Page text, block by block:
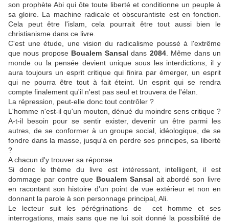
son prophète Abi qui ôte toute liberté et conditionne un peuple à
sa gloire. La machine radicale et obscurantiste est en fonction.
Cela peut être l'islam, cela pourrait être tout aussi bien le
christianisme dans ce livre.
C'est une étude, une vision du radicalisme poussé à l'extrême
que nous propose Boualem Sansal dans 2084. Même dans un
monde ou la pensée devient unique sous les interdictions, il y
aura toujours un esprit critique qui finira par émerger, un esprit
qui ne pourra être tout à fait éteint. Un esprit qui se rendra
compte finalement qu'il n'est pas seul et trouvera de l'élan.
La répression, peut-elle donc tout contrôler ?
L'homme n'est-il qu'un mouton, dénué du moindre sens critique ?
A-t-il besoin pour se sentir exister, devenir un être parmi les
autres, de se conformer à un groupe social, idéologique, de se
fondre dans la masse, jusqu'à en perdre ses principes, sa liberté
?
A chacun d'y trouver sa réponse.
Si donc le thème du livre est intéressant, intelligent, il est
dommage par contre que Boualem Sansal ait abordé son livre
en racontant son histoire d'un point de vue extérieur et non en
donnant la parole à son personnage principal, Ali.
Le lecteur suit les pérégrinations de cet homme et ses
interrogations, mais sans que ne lui soit donné la possibilité de